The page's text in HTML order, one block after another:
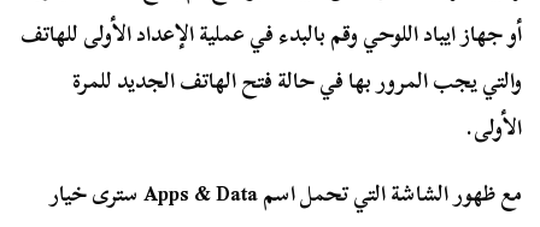
أو جهاز ايباد اللوحي وقم بالبدء في عملية الإعداد الأولى للهاتف
والتي يجب المرور بها في حالة فتح الهاتف الجديد للمرة
الأولى.
مع ظهور الشاشة التي تحمل اسم Apps & Data سترى خيار